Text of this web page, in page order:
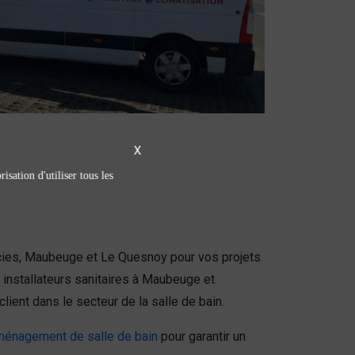
Maubeuge et Le Quesnoy pour vos projets
sanitaires à Maubeuge et
dans le secteur de la salle de bain.
de salle de bain pour garantir un
X
d'utiliser tous les